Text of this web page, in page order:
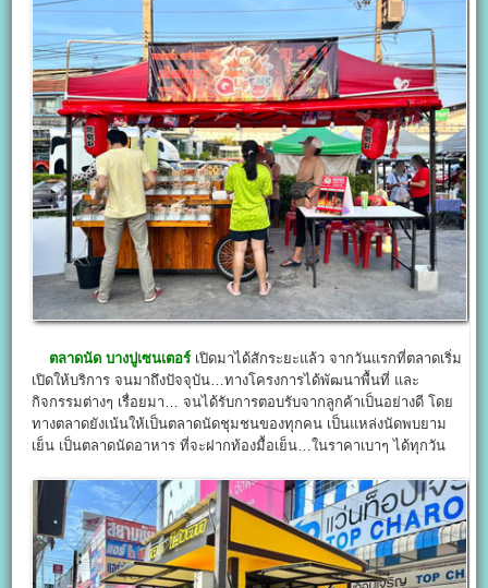
ตลาดนัด บางปูเซนเตอร์ เปิดมาได้สักระยะแล้ว จากวันแรกที่ตลาดเริ่ม
เปิดให้บริการ จนมาถึงปัจจุบัน…ทางโครงการได้พัฒนาพื้นที่ และ
กิจกรรมต่างๆ เรื่อยมา… จนได้รับการตอบรับจากลูกค้าเป็นอย่างดี โดย
ทางตลาดยังเน้นให้เป็นตลาดนัดชุมชนของทุกคน เป็นแหล่งนัดพบยาม
เย็น เป็นตลาดนัดอาหาร ที่จะฝากท้องมื้อเย็น…ในราคาเบาๆ ได้ทุกวัน